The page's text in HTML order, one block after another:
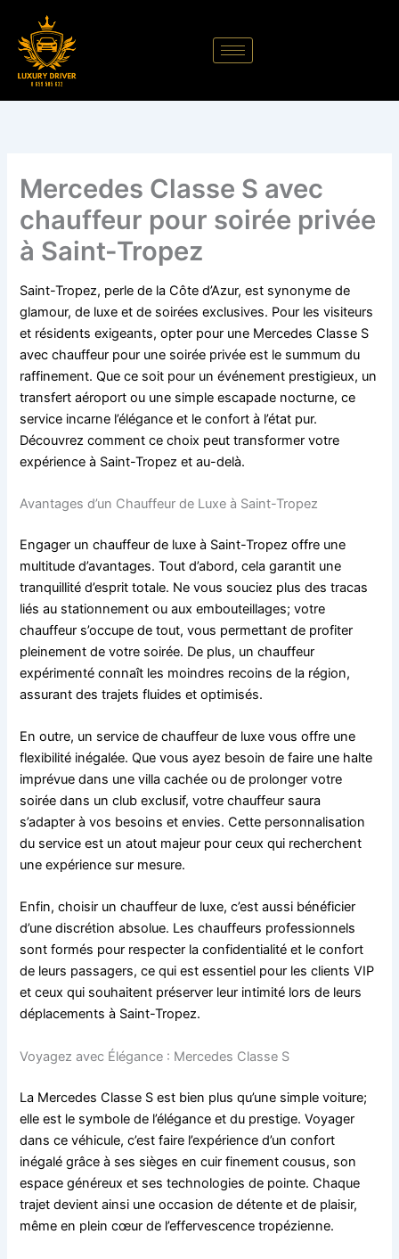
contenu
Mercedes Classe S avec
chauffeur pour soirée privée
à Saint-Tropez
Saint-Tropez, perle de la Côte d’Azur, est synonyme de
glamour, de luxe et de soirées exclusives. Pour les visiteurs
et résidents exigeants, opter pour une Mercedes Classe S
avec chauffeur pour une soirée privée est le summum du
raffinement. Que ce soit pour un événement prestigieux, un
transfert aéroport ou une simple escapade nocturne, ce
service incarne l’élégance et le confort à l’état pur.
Découvrez comment ce choix peut transformer votre
expérience à Saint-Tropez et au-delà.
Avantages d’un Chauffeur de Luxe à Saint-Tropez
Engager un chauffeur de luxe à Saint-Tropez offre une
multitude d’avantages. Tout d’abord, cela garantit une
tranquillité d’esprit totale. Ne vous souciez plus des tracas
liés au stationnement ou aux embouteillages; votre
chauffeur s’occupe de tout, vous permettant de profiter
pleinement de votre soirée. De plus, un chauffeur
expérimenté connaît les moindres recoins de la région,
assurant des trajets fluides et optimisés.
En outre, un service de chauffeur de luxe vous offre une
flexibilité inégalée. Que vous ayez besoin de faire une halte
imprévue dans une villa cachée ou de prolonger votre
soirée dans un club exclusif, votre chauffeur saura
s’adapter à vos besoins et envies. Cette personnalisation
du service est un atout majeur pour ceux qui recherchent
une expérience sur mesure.
Enfin, choisir un chauffeur de luxe, c’est aussi bénéficier
d’une discrétion absolue. Les chauffeurs professionnels
sont formés pour respecter la confidentialité et le confort
de leurs passagers, ce qui est essentiel pour les clients VIP
et ceux qui souhaitent préserver leur intimité lors de leurs
déplacements à Saint-Tropez.
Voyagez avec Élégance : Mercedes Classe S
La Mercedes Classe S est bien plus qu’une simple voiture;
elle est le symbole de l’élégance et du prestige. Voyager
dans ce véhicule, c’est faire l’expérience d’un confort
inégalé grâce à ses sièges en cuir finement cousus, son
espace généreux et ses technologies de pointe. Chaque
trajet devient ainsi une occasion de détente et de plaisir,
même en plein cœur de l’effervescence tropézienne.